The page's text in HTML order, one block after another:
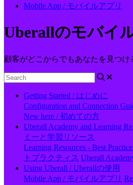
Mobile App / モバイルアプリ
Uberallのモバイ
顧客がどこからでもあなたを見つけ
Getting Started / はじめに
Configuration and Connection
New here / 初めての方
Uberall Academy and Learning
ミーと学習リソース
Learning Resources - Best
トプラクティス Uberall
Using Uberall / Uberallの使用
Mobile App / モバイルアプリ